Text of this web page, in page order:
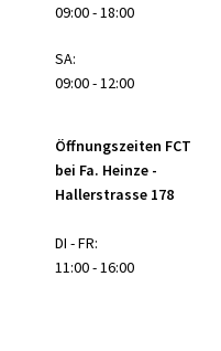
09:00 - 18:00
SA:
09:00 - 12:00
Öffnungszeiten FCT
bei Fa. Heinze -
Hallerstrasse 178
DI - FR:
11:00 - 16:00